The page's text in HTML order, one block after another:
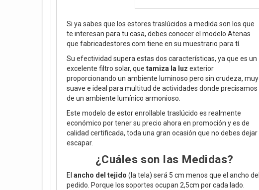
Si ya sabes que los estores traslúcidos a medida son los que
te interesan para tu casa, debes conocer el modelo Atenas
que fabricadestores.com tiene en su muestrario para tí.
Su efectividad supera estas dos características, ya que es un
excelente filtro solar, que tamiza la luz exterior
proporcionando un ambiente luminoso pero sin crudeza, muy
suave e ideal para multitud de actividades donde precisamos
de un ambiente lumínico armonioso.
Este modelo de estor enrollable traslúcido es realmente
económico por tener su precio ahora en promoción y es de
calidad certificada, toda una gran ocasión que no debes dejar
escapar.
¿Cuáles son las Medidas?
El ancho del tejido (la tela) será 5 cm menos que el ancho del
pedido. Porque los soportes ocupan 2,5cm por cada lado.